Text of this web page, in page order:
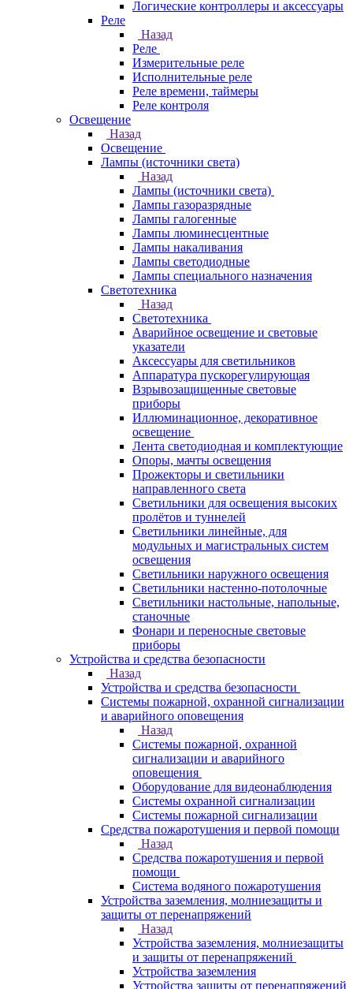
Логические контроллеры и аксессуары
Реле
Назад
Реле
Измерительные реле
Исполнительные реле
Реле времени, таймеры
Реле контроля
Освещение
Назад
Освещение
Лампы (источники света)
Назад
Лампы (источники света)
Лампы газоразрядные
Лампы галогенные
Лампы люминесцентные
Лампы накаливания
Лампы светодиодные
Лампы специального назначения
Светотехника
Назад
Светотехника
Аварийное освещение и световые
указатели
Аксессуары для светильников
Аппаратура пускорегулирующая
Взрывозащищенные световые
приборы
Иллюминационное, декоративное
освещение
Лента светодиодная и комплектующие
Опоры, мачты освещения
Прожекторы и светильники
направленного света
Светильники для освещения высоких
пролётов и туннелей
Светильники линейные, для
модульных и магистральных систем
освещения
Светильники наружного освещения
Светильники настенно-потолочные
Светильники настольные, напольные,
станочные
Фонари и переносные световые
приборы
Устройства и средства безопасности
Назад
Устройства и средства безопасности
Системы пожарной, охранной сигнализации
и аварийного оповещения
Назад
Системы пожарной, охранной
сигнализации и аварийного
оповещения
Оборудование для видеонаблюдения
Системы охранной сигнализации
Системы пожарной сигнализации
Средства пожаротушения и первой помощи
Назад
Средства пожаротушения и первой
помощи
Система водяного пожаротушения
Устройства заземления, молниезащиты и
защиты от перенапряжений
Назад
Устройства заземления, молниезащиты
и защиты от перенапряжений
Устройства заземления
Устройства защиты от перенапряжений